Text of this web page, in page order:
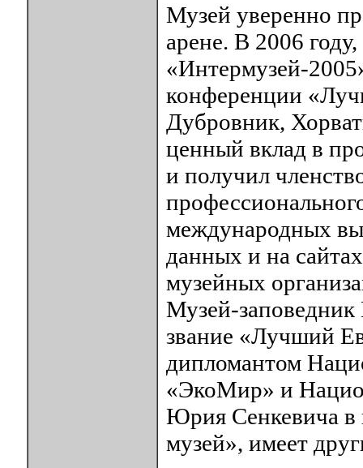
Музей уверенно
арене. В 2006
«Интермузей-
конференции
Дубровник,
ценный вклад в
и получил
международных
данных и на
музейных
Музей-
звание «Лучший
дипломантом
«ЭкоМир» и
Юрия Сенкевича
музей», имеет